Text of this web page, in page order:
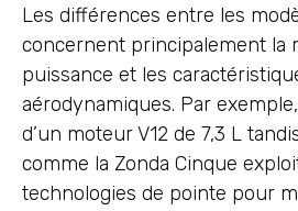
Les différences entre les
concernent principalement la
puissance et les
aérodynamiques. Par
d’un moteur V12 de 7,3 L
comme la Zonda Cinque
technologies de pointe pour